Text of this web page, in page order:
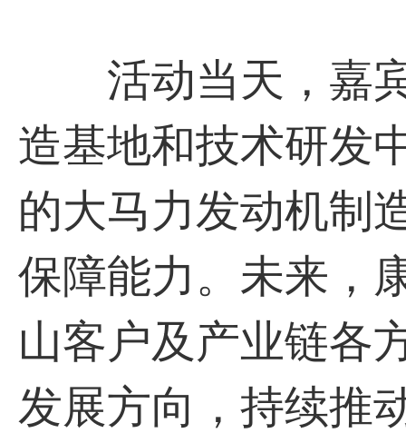
活动当天，嘉宾
造基地和技术研发
的大马力发动机制
保障能力。未来，
山客户及产业链各
发展方向，持续推